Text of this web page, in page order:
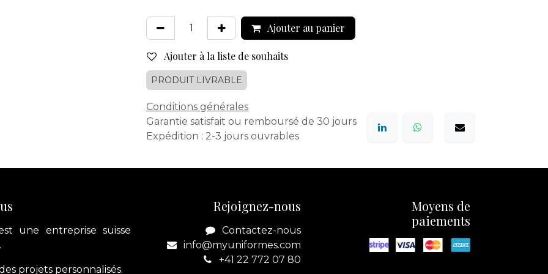
Ajouter au panier
Ajouter à la liste de souhaits
PRODUIT LIVRABLE
Conditions générales
Garantie satisfait ou remboursé de 30 jours
Expédition : 2-3 jours ouvrables
Rejoignez-nous
Contactez-nous
info@myuniformes.com
+41 22 772 07 80
Moyens de
paiements
une entreprise suisse
projets personnalisés.